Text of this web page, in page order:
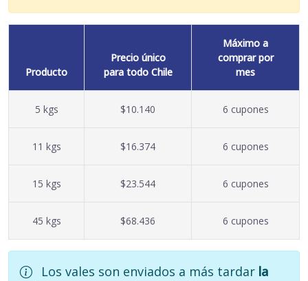
Producto
Precio único
para todo Chile
Máximo a
comprar por
mes
5 kgs $10.140 6 cupones
11 kgs $16.374 6 cupones
15 kgs $23.544 6 cupones
45 kgs $68.436 6 cupones
Los vales son enviados a más tardar la